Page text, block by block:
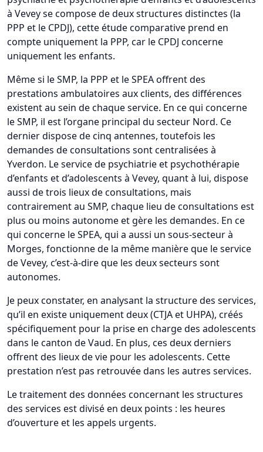
à Vevey se compose de deux structures distinctes (la
PPP et le CPDJ), cette étude comparative prend en
compte uniquement la PPP, car le CPDJ concerne
uniquement les enfants.
Même si le SMP, la PPP et le SPEA offrent des
prestations ambulatoires aux clients, des différences
existent au sein de chaque service. En ce qui concerne
le SMP, il est l’organe principal du secteur Nord. Ce
dernier dispose de cinq antennes, toutefois les
demandes de consultations sont centralisées à
Yverdon. Le service de psychiatrie et psychothérapie
d’enfants et d’adolescents à Vevey, quant à lui, dispose
aussi de trois lieux de consultations, mais
contrairement au SMP, chaque lieu de consultations est
plus ou moins autonome et gère les demandes. En ce
qui concerne le SPEA, qui a aussi un sous-secteur à
Morges, fonctionne de la même manière que le service
de Vevey, c’est-à-dire que les deux secteurs sont
autonomes.
Je peux constater, en analysant la structure des services,
qu’il en existe uniquement deux (CTJA et UHPA), créés
spécifiquement pour la prise en charge des adolescents
dans le canton de Vaud. En plus, ces deux derniers
offrent des lieux de vie pour les adolescents. Cette
prestation n’est pas retrouvée dans les autres services.
Le traitement des données concernant les structures
des services est divisé en deux points : les heures
d’ouverture et les appels urgents.